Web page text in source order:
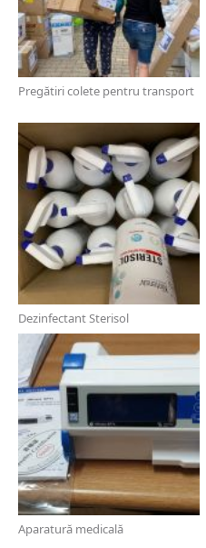
Pregătiri colete pentru transport
Dezinfectant Sterisol
Aparatură medicală